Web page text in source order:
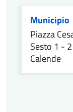
Municipio
Piazza
Sesto 1 -
Calende